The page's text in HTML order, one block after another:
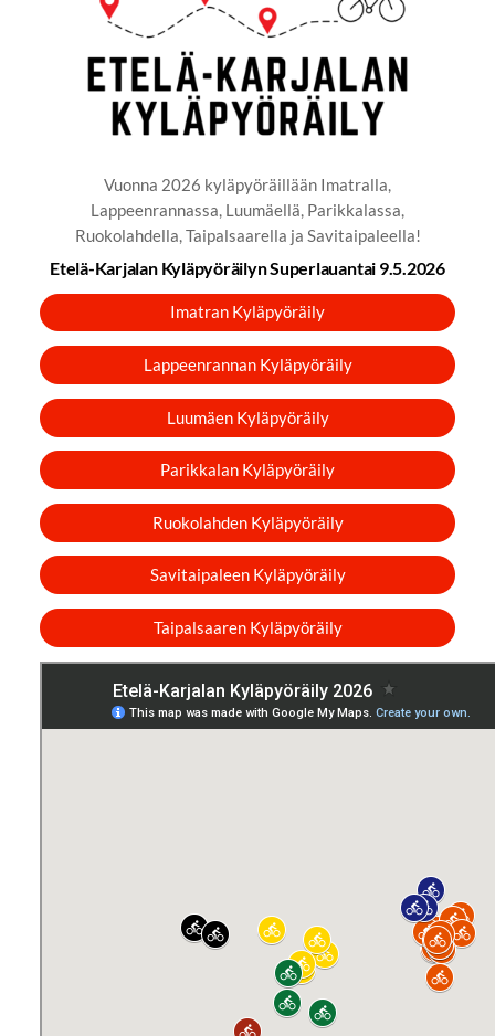
Vuonna 2026 kyläpyöräillään Imatralla,
Lappeenrannassa, Luumäellä, Parikkalassa,
Ruokolahdella, Taipalsaarella ja Savitaipaleella!
Etelä-Karjalan Kyläpyöräilyn Superlauantai 9.5.2026
Imatran Kyläpyöräily
Lappeenrannan Kyläpyöräily
Luumäen Kyläpyöräily
Parikkalan Kyläpyöräily
Ruokolahden Kyläpyöräily
Savitaipaleen Kyläpyöräily
Taipalsaaren Kyläpyöräily